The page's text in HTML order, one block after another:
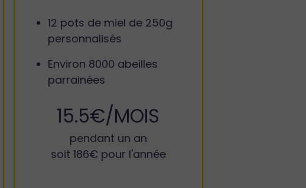
12 pots de miel de 250g
personnalisés
Environ 8000 abeilles
parrainées
15.5€/MOIS
pendant un an
soit 186€ pour l'année